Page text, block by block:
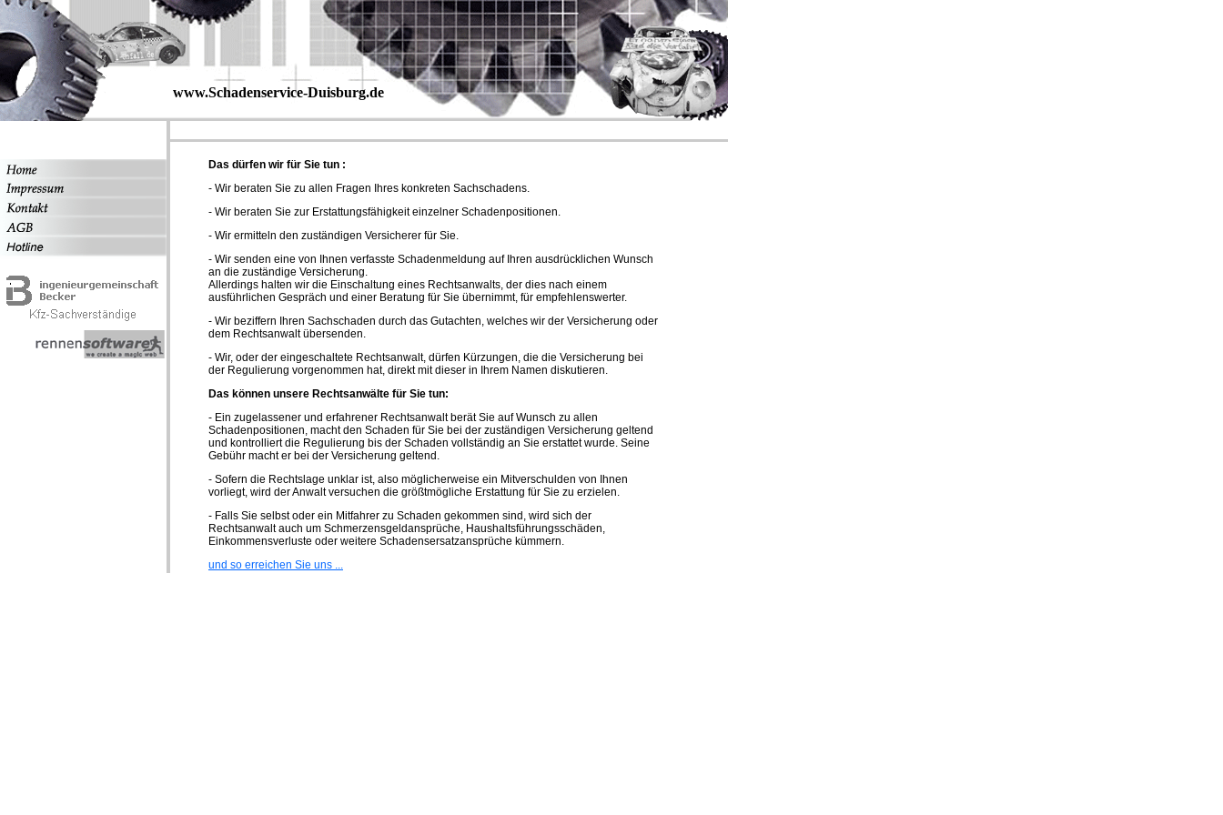
www.Schadenservice-Duisburg.de
Das dürfen wir für Sie tun :
- Wir beraten Sie zu allen Fragen Ihres konkreten Sachschadens.
- Wir beraten Sie zur Erstattungsfähigkeit einzelner Schadenpositionen.
- Wir ermitteln den zuständigen Versicherer für Sie.
- Wir senden eine von Ihnen verfasste Schadenmeldung auf Ihren ausdrücklichen Wunsch
an die zuständige Versicherung.
Allerdings halten wir die Einschaltung eines Rechtsanwalts, der dies nach einem
ausführlichen Gespräch und einer Beratung für Sie übernimmt, für empfehlenswerter.
- Wir beziffern Ihren Sachschaden durch das Gutachten, welches wir der Versicherung oder
dem Rechtsanwalt übersenden.
- Wir, oder der eingeschaltete Rechtsanwalt, dürfen Kürzungen, die die Versicherung bei
der Regulierung vorgenommen hat, direkt mit dieser in Ihrem Namen diskutieren.
Das können unsere Rechtsanwälte für Sie tun:
- Ein zugelassener und erfahrener Rechtsanwalt berät Sie auf Wunsch zu allen
Schadenpositionen, macht den Schaden für Sie bei der zuständigen Versicherung geltend
und kontrolliert die Regulierung bis der Schaden vollständig an Sie erstattet wurde. Seine
Gebühr macht er bei der Versicherung geltend.
- Sofern die Rechtslage unklar ist, also möglicherweise ein Mitverschulden von Ihnen
vorliegt, wird der Anwalt versuchen die größtmögliche Erstattung für Sie zu erzielen.
- Falls Sie selbst oder ein Mitfahrer zu Schaden gekommen sind, wird sich der
Rechtsanwalt auch um Schmerzensgeldansprüche, Haushaltsführungsschäden,
Einkommensverluste oder weitere Schadensersatzansprüche kümmern.
und so erreichen Sie uns ...